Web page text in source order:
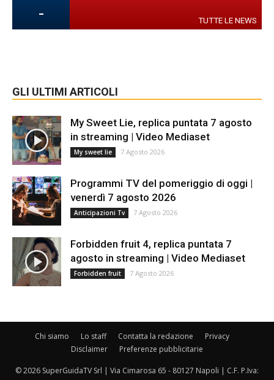
- TUTTE LE NEWS
GLI ULTIMI ARTICOLI
My Sweet Lie, replica puntata 7 agosto
in streaming | Video Mediaset
My sweet lie 7 Agosto 2026
Programmi TV del pomeriggio di oggi |
venerdì 7 agosto 2026
Anticipazioni Tv 7 Agosto 2026
Forbidden fruit 4, replica puntata 7
agosto in streaming | Video Mediaset
Forbidden fruit 7 Agosto 2026
Chi siamo Lo staff Contatta la redazione
Privacy
Disclaimer
Preferenze pubblicitarie
© 2026 SuperGuidaTV Srl | Via Cimarosa 65 - 80127 Napoli | C.F. P.Iva: